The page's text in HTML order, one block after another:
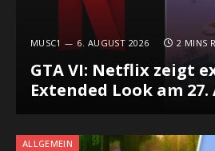
MUSC1 6. AUGUST 2026 2 MINS
GTA VI: Netflix zeigt
Extended Look am 27.
ALLGEMEIN